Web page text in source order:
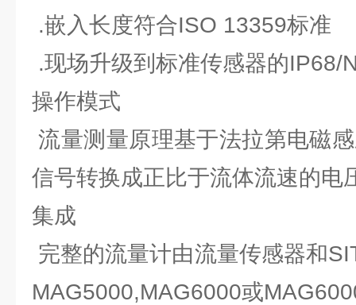
.嵌入长度符合ISO 13359标准
.现场升级到标准传感器的IP68/
操作模式
流量测量原理基于法拉第电磁
信号转换成正比于流体流速的电
集成
完整的流量计由流量传感器和
MAG5000,MAG6000或